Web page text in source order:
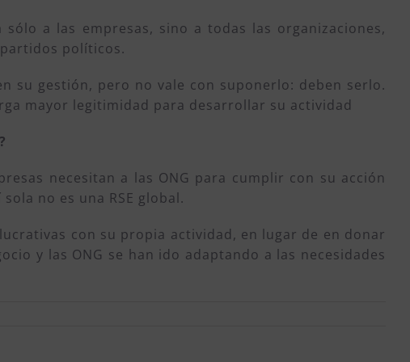
a las empresas, sino a todas las organizaciones,
políticos.
su gestión, pero no vale con suponerlo: deben serlo.
mayor legitimidad para desarrollar su actividad
necesitan a las ONG para cumplir con su acción
no es una RSE global.
con su propia actividad, en lugar de en donar
y las ONG se han ido adaptando a las necesidades